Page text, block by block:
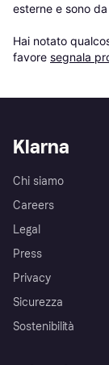
esterne e sono
Hai notato
favore segnala
Klarna
Chi siamo
Careers
Legal
Press
Privacy
Sicurezza
Sostenibilità